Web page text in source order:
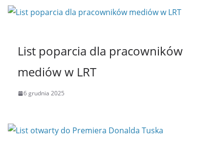
List poparcia dla pracowników
mediów w LRT
6 grudnia 2025